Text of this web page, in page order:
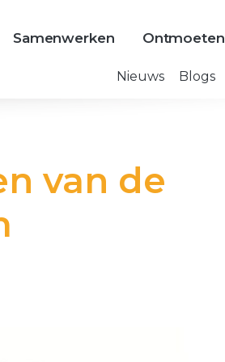
Samenwerken Ontmoeten
Nieuws Blogs
van de